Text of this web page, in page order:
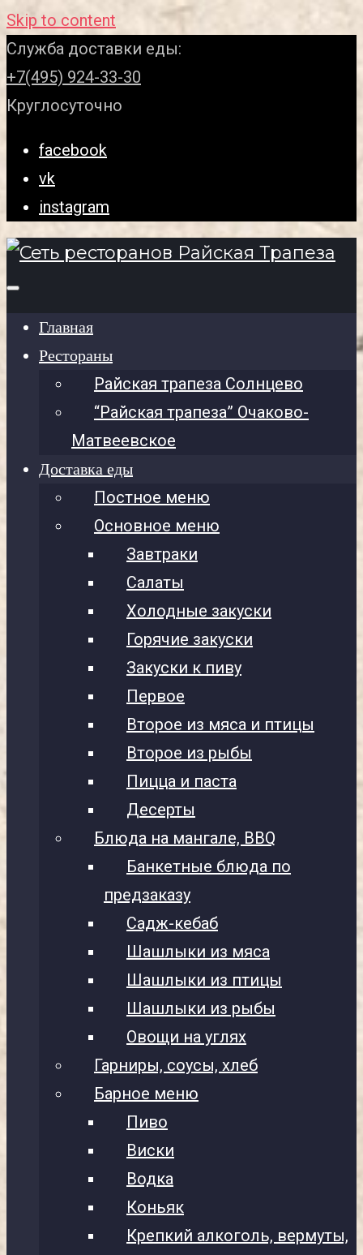
Skip to content
Служба доставки еды:
+7(495) 924-33-30
Круглосуточно
facebook
vk
instagram
Главная
Рестораны
Райская трапеза Солнцево
“Райская трапеза” Очаково-
Матвеевское
Доставка еды
Постное меню
Основное меню
Завтраки
Салаты
Холодные закуски
Горячие закуски
Закуски к пиву
Первое
Второе из мяса и птицы
Второе из рыбы
Пицца и паста
Десерты
Блюда на мангале, BBQ
Банкетные блюда по
предзаказу
Садж-кебаб
Шашлыки из мяса
Шашлыки из птицы
Шашлыки из рыбы
Овощи на углях
Гарниры, соусы, хлеб
Барное меню
Пиво
Виски
Водка
Коньяк
Крепкий алкоголь, вермуты,